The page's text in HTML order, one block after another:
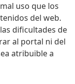
uso que los
del web.
dificultades de
al portal ni del
atribuible a